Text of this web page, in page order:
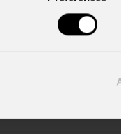
EclSoft Linear IP
ha
Grazie anche alla
dello show,